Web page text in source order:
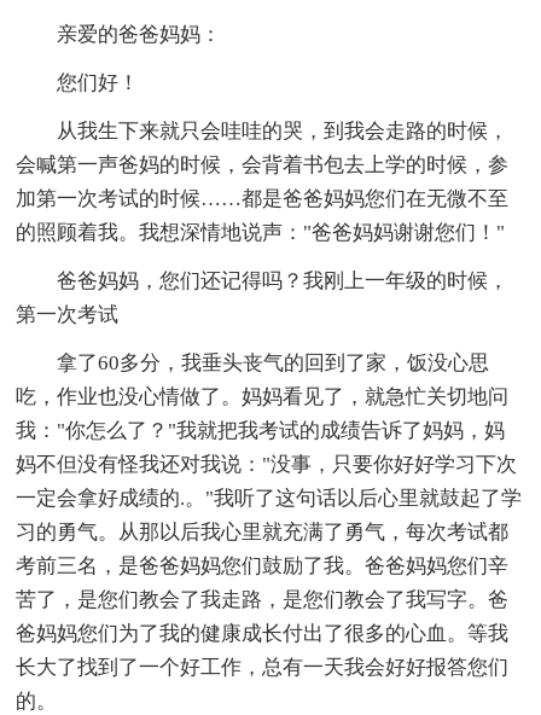
亲爱的爸爸妈妈：
您们好！
从我生下来就只会哇哇的哭，到我会走路的时候，
会喊第一声爸妈的时候，会背着书包去上学的时候，参
加第一次考试的时候……都是爸爸妈妈您们在无微不至
的照顾着我。我想深情地说声："爸爸妈妈谢谢您们！"
爸爸妈妈，您们还记得吗？我刚上一年级的时候，
第一次考试
拿了60多分，我垂头丧气的回到了家，饭没心思
吃，作业也没心情做了。妈妈看见了，就急忙关切地问
我："你怎么了？"我就把我考试的成绩告诉了妈妈，妈
妈不但没有怪我还对我说："没事，只要你好好学习下次
一定会拿好成绩的.。"我听了这句话以后心里就鼓起了学
习的勇气。从那以后我心里就充满了勇气，每次考试都
考前三名，是爸爸妈妈您们鼓励了我。爸爸妈妈您们辛
苦了，是您们教会了我走路，是您们教会了我写字。爸
爸妈妈您们为了我的健康成长付出了很多的心血。等我
长大了找到了一个好工作，总有一天我会好好报答您们
的。